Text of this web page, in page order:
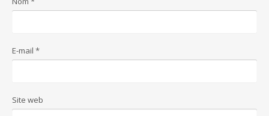
E-mail *
Site web